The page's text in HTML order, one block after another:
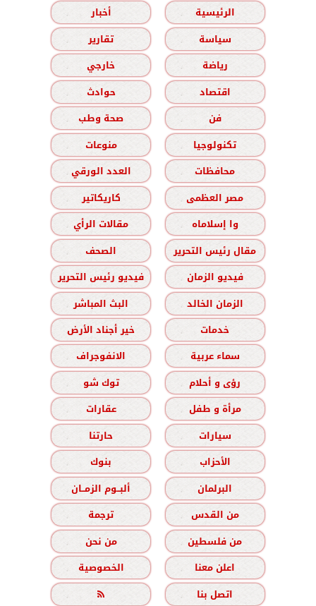
الرئيسية
أخبار
سياسة
تقارير
رياضة
خارجي
اقتصاد
حوادث
فن
صحة وطب
تكنولوجيا
منوعات
محافظات
العدد الورقي
مصر العظمى
كاريكاتير
وا إسلاماه
مقالات الرأي
مقال رئيس التحرير
الصحف
فيديو الزمان
فيديو رئيس التحرير
الزمان الخالد
البث المباشر
خدمات
خير أجناد الأرض
سماء عربية
الانفوجراف
رؤى و أحلام
توك شو
مرأة و طفل
عقارات
سيارات
حارتنا
الأحزاب
بنوك
البرلمان
ألبــوم الزمــان
من القدس
ترجمة
من فلسطين
من نحن
اعلن معنا
الخصوصية
اتصل بنا
